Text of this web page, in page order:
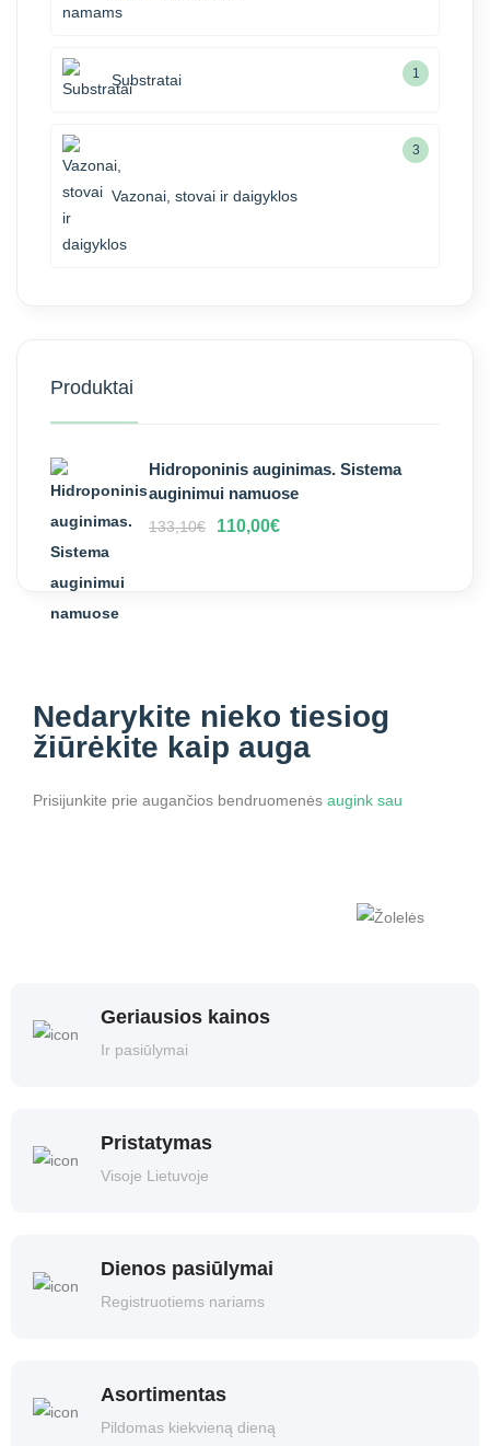
Substratai 1
Vazonai, stovai ir daigyklos
3
Produktai
Hidroponinis auginimas. Sistema
auginimui namuose
133,10€ 110,00€
Nedarykite nieko tiesiog
žiūrėkite kaip auga
Prisijunkite prie augančios bendruomenės augink sau
Geriausios kainos
Ir pasiūlymai
Pristatymas
Visoje Lietuvoje
Dienos pasiūlymai
Registruotiems nariams
Asortimentas
Pildomas kiekvieną dieną